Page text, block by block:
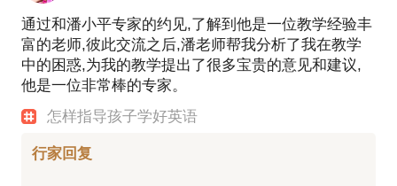
通过和潘小平专家的约见,了解到他是一位教学经验丰
富的老师,彼此交流之后,潘老师帮我分析了我在教学
中的困惑,为我的教学提出了很多宝贵的意见和建议,
他是一位非常棒的专家。
怎样指导孩子学好英语
行家回复